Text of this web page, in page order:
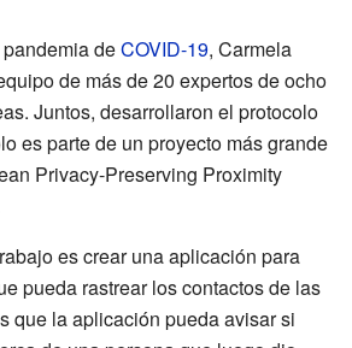
deCOVID-19, Carmela
de más de 20 expertos de ocho
Juntos, desarrollaron el protocolo
es parte de un proyecto más grande
Privacy-Preserving Proximity
es crear una aplicación para
pueda rastrear los contactos de las
que la aplicación pueda avisar si